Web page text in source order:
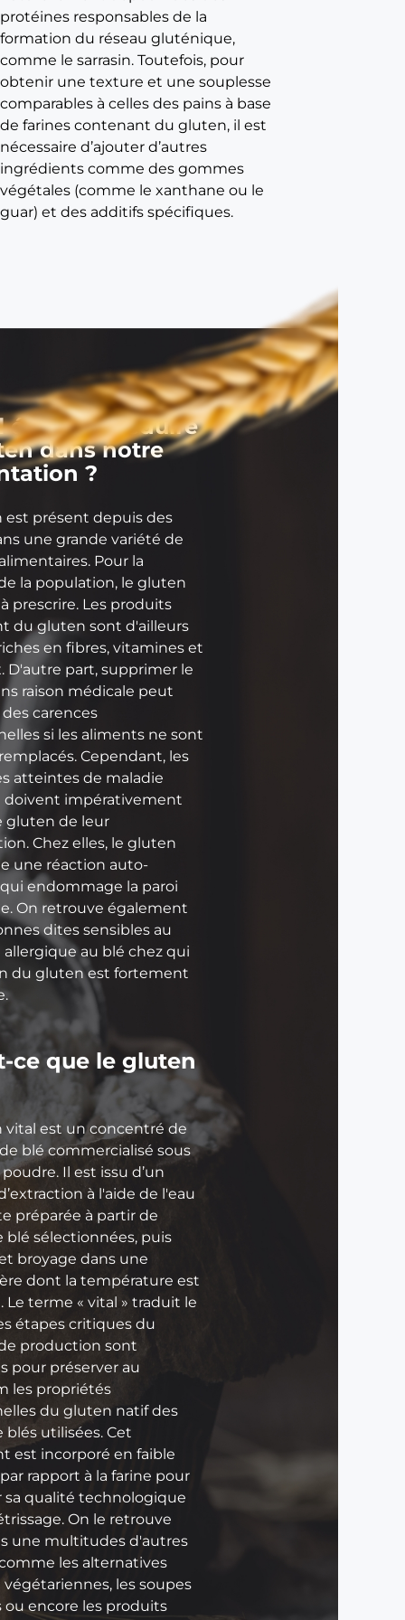
e
L
a
f
a
r
i
n
e
r
e
d
e
b
l
L
a
f
a
b
r
i
c
a
t
i
o
n
d
e
l
a
f
a
r
i
n
s
c
r
e
t
s
n
u
t
r
i
t
i
o
n
n
e
s
d
e
l
a
f
protéines responsables de la
formation du réseau gluténique,
comme le sarrasin. Toutefois, pour
obtenir une texture et une souplesse
comparables à celles des pains à base
de farines contenant du gluten, il est
nécessaire d’ajouter d’autres
ingrédients comme des gommes
végétales (comme le xanthane ou le
guar) et des additifs spécifiques.
éviter ou réduire
dans notre
?
est présent depuis des
une grande variété de
Pour la
la population, le gluten
à prescrire. Les produits
du gluten sont d'ailleurs
en fibres, vitamines et
D'autre part, supprimer le
raison médicale peut
carences
si les aliments ne sont
Cependant, les
atteintes de maladie
impérativement
gluten de leur
Chez elles, le gluten
une réaction auto-
endommage la paroi
On retrouve également
dites sensibles au
au blé chez qui
du gluten est fortement
ce que le gluten
vital est un concentré de
blé commercialisé sous
Il est issu d’un
à l'aide de l'eau
préparée à partir de
blé sélectionnées, puis
broyage dans une
dont la température est
Le terme « vital » traduit le
étapes critiques du
production sont
pour préserver au
les propriétés
du gluten natif des
blés utilisées. Cet
est incorporé en faible
rapport à la farine pour
sa qualité technologique
On le retrouve
une multitudes d'autres
les alternatives
les soupes
ou encore les produits